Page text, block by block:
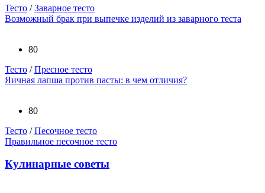
Тесто /Заварное тесто
Возможный брак при выпечке изделий из заварного теста
80
Тесто /Пресное тесто
Яичная лапша против пасты: в чем отличия?
80
Тесто /Песочное тесто
Правильное песочное тесто
Кулинарные советы